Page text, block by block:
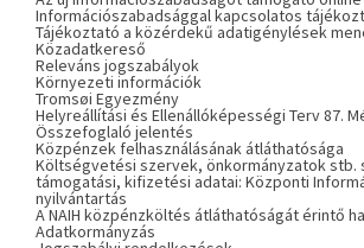
Információszabadsággal kapcsolatos
Tájékoztató a közérdekű adatigénylések
Közadatkereső
Releváns jogszabályok
Környezeti információk
Tromsøi Egyezmény
Helyreállítási és Ellenállóképességi Terv 87.
Összefoglaló jelentés
Közpénzek felhasználásának átláthatósága
Költségvetési szervek, önkormányzatok stb.
támogatási, kifizetési adatai: Központi
nyilvántartás
A NAIH közpénzköltés átláthatóságát érintő
Adatkormányzás